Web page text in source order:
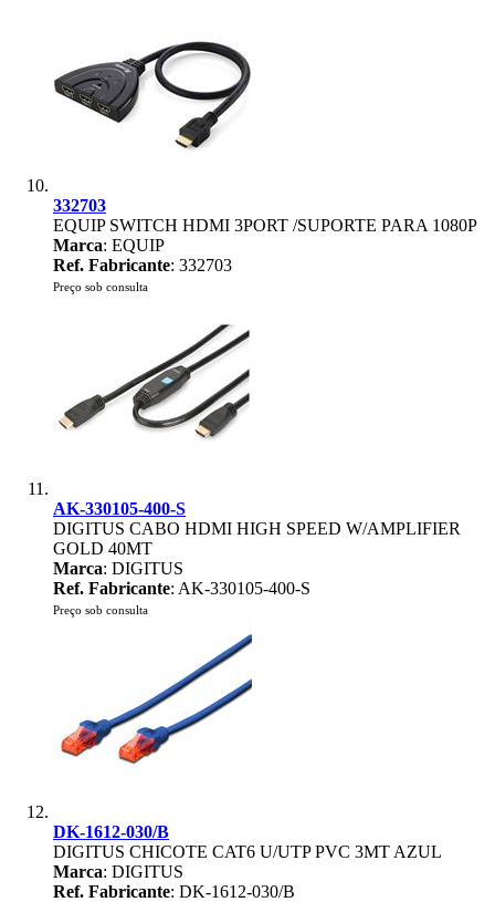
332703
EQUIP SWITCH HDMI 3PORT /SUPORTE PARA 1080P
Marca: EQUIP
Ref. Fabricante: 332703
Preço sob consulta
AK-330105-400-S
DIGITUS CABO HDMI HIGH SPEED W/AMPLIFIER
GOLD 40MT
Marca: DIGITUS
Ref. Fabricante: AK-330105-400-S
Preço sob consulta
DK-1612-030/B
DIGITUS CHICOTE CAT6 U/UTP PVC 3MT AZUL
Marca: DIGITUS
Ref. Fabricante: DK-1612-030/B